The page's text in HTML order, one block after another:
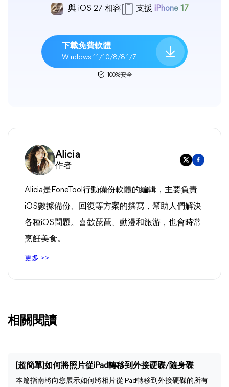
與 iOS 27 相容 支援 iPhone 17
下載免費軟體
Windows 11/10/8/8.1/7
100%安全
Alicia
作者
Alicia是FoneTool行動備份軟體的編輯，主要負責
iOS數據備份、回復等方案的撰寫，幫助人們解決
各種iOS問題。喜歡琵琶、動漫和旅游，也會時常
烹飪美食。
更多 >>
相關閱讀
[超簡單]如何將照片從iPad轉移到外接硬碟/隨身碟
本篇指南將向您展示如何將相片從iPad轉移到外接硬碟的所有